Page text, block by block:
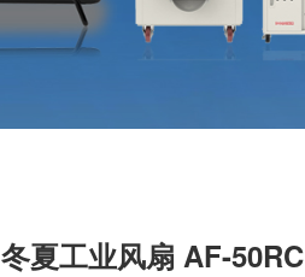
冬夏工业风扇 AF-50RC